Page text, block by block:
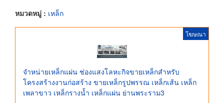
หมวดหมู่ : เหล็ก
โฆษณา
จำหน่ายเหล็กแผ่น ช่องแสงโลหะกิจขายเหล็กสำหรับ
โครงสร้างงานก่อสร้าง ขายเหล็กรูปพรรณ เหล็กเส้น เหล็ก
เพลาขาว เหล็กรางน้ำ เหล็กแผ่น ย่านพระราม3